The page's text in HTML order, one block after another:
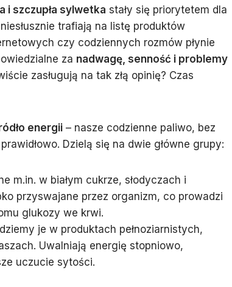
i szczupła sylwetka stały się priorytetem dla
trafiają na listę produktów
czy codziennych rozmów płynie
za nadwagę, senność i problemy
zasługują na tak złą opinię? Czas
energii – nasze codzienne paliwo, bez
Dzielą się na dwie główne grupy:
m.in. w białym cukrze, słodyczach i
przyswajane przez organizm, co prowadzi
glukozy we krwi.
je w produktach pełnoziarnistych,
Uwalniają energię stopniowo,
uczucie sytości.